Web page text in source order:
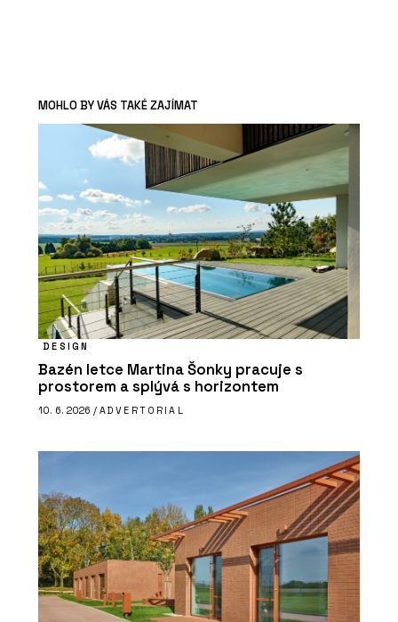
MOHLO BY VÁS TAKÉ ZAJÍMAT
DESIGN
Bazén letce Martina Šonky pracuje s
prostorem a splývá s horizontem
10. 6. 2026 / ADVERTORIAL